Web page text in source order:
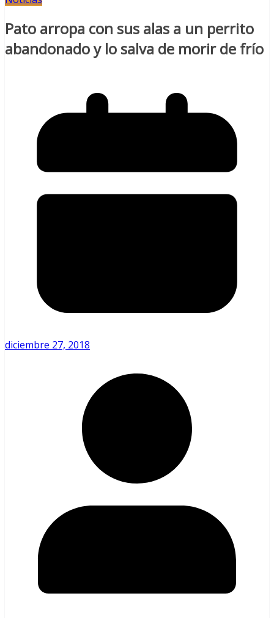
Pato arropa con sus alas a un perrito
abandonado y lo salva de morir de frío
diciembre 27, 2018